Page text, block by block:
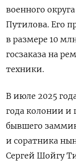
военного
Путилова. Его
в размере 10
госзаказа на
техники.
В июле 2025
года колонии и
бывшего
и соратника
Сергей Шойгу